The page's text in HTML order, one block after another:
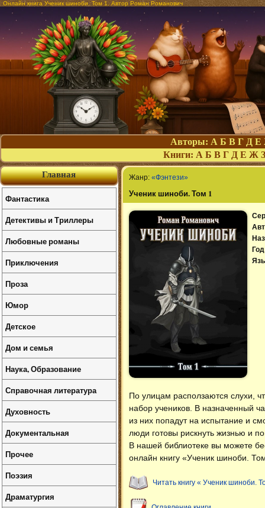
Онлайн книга Ученик шиноби. Том 1. Автор Роман Романович
Авторы: А Б В Г Д Е
Книги: А Б В Г Д Е Ж З
Жанр: «Фэнтези»
Ученик шиноби. Том 1
По улицам расползаются слухи,
набор учеников. В назначенный
из них попадут на испытание и
люди готовы рискнуть жизнью и
В нашей библиотеке вы можете
онлайн книгу «Ученик шиноби.
Читать книгу « Ученик шиноби.
Главная
Фантастика
Детективы и Триллеры
Любовные романы
Приключения
Проза
Юмор
Детское
Дом и семья
Наука, Образование
Справочная литература
Духовность
Документальная
Прочее
Поэзия
Драматургия